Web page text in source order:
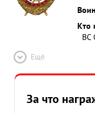
Кто
ВС
Ещё
За что